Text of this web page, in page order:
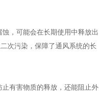
，可能会在长期使用中释放出
次污染，保障了通风系统的长
有害物质的释放，还能阻止外